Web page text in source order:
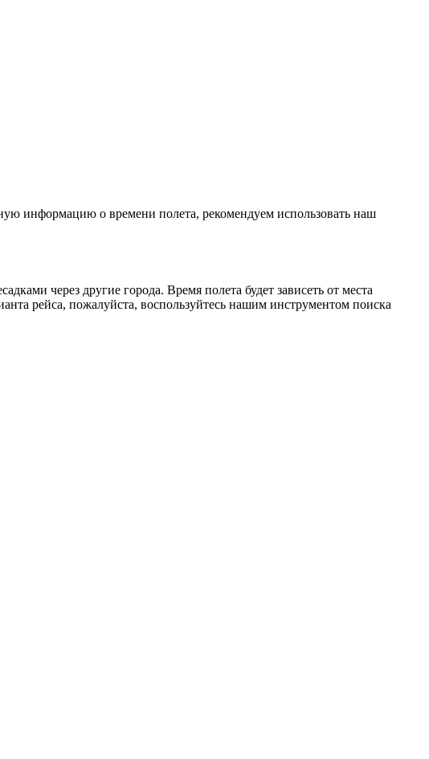
информацию о времени полета, рекомендуем использовать наш
через другие города. Время полета будет зависеть от места
рейса, пожалуйста, воспользуйтесь нашим инструментом поиска